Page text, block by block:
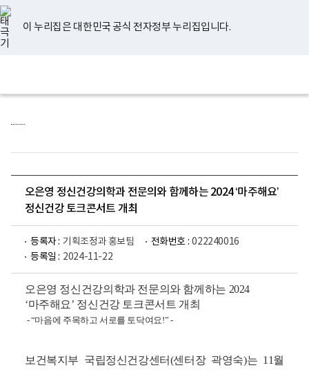
너
비
767px
이
하
이 누리집은 대한민국 공식 전자정부 누리집입니다.
지
검
메
홈
오은영 정신건강의학과 전문의와 함께하는 2024 ‘마주해요’
정신건강 토크콘서트 개최
등록자 : 기획조정과 홍보팀 전화번호 : 022240016
등록일 : 2024-11-22
오은영 정신건강의학과 전문의와 함께하는 2024
‘마주해요’ 정신건강 토크콘서트 개최
- “마음에 주목하고 서로를 토닥여요!” -
보건복지부 국립정신건강센터(센터장 곽영숙)는 11월
유
튜
브
페
이
스
북
인
스
타
그
램
블
로
그